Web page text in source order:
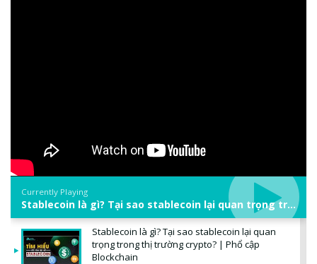
Currently Playing
Stablecoin là gì? Tại sao stablecoin lại quan trọng trong thị trường crypto? | Phổ cập Blockchain
Stablecoin là gì? Tại sao stablecoin lại quan
trọng trong thị trường crypto? | Phổ cập
Blockchain